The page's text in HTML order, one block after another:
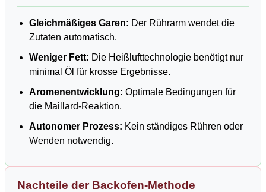
Gleichmäßiges Garen: Der Rührarm wendet die
Zutaten automatisch.
Weniger Fett: Die Heißlufttechnologie benötigt nur
minimal Öl für krosse Ergebnisse.
Aromenentwicklung: Optimale Bedingungen für
die Maillard-Reaktion.
Autonomer Prozess: Kein ständiges Rühren oder
Wenden notwendig.
Nachteile der Backofen-Methode